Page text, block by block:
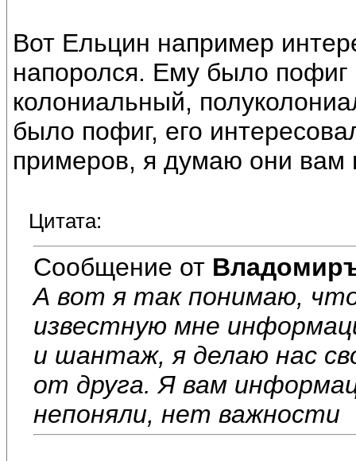
Вот Ельцин например
напоролся. Ему было пофиг
колониальный,
было пофиг, его
примеров, я думаю они вам
Цитата:
Сообщение от
А вот я так понимаю,
известную мне
и шантаж, я делаю нас
от друга. Я вам
непоняли, нет важности